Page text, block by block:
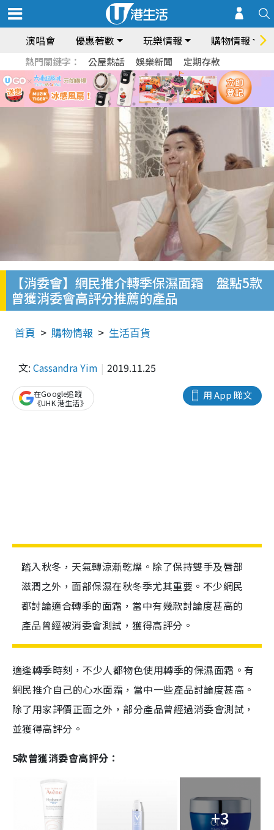
演唱會 優惠著數 玩樂情報 購物情報
熱門關鍵字： 公屋熱話 娛樂新聞 定期存款
【消委會】網民推介轉季保濕面霜 盤點5款
曾獲消委會高評分推薦的產品
首頁 購物情報 生活百貨
文: Cassandra Yim 2019.11.25
用 App 睇文
在Google追蹤
《UHK 港生活》
踏入秋冬，天氣轉涼漸乾燥。除了保持雙手及唇部
滋潤之外，面部保濕在秋冬季尤其重要。不少網民
都討論適合轉季的面霜，當中有幾款討論度甚高的
產品曾經被消委會測試，獲得高評分。
適逢轉季時刻，不少人都物色使用轉季的保濕面霜。有
網民推介自己的心水面霜，當中一些產品討論度甚高。
除了用家評價正面之外，部分產品曾經過消委會測試，
並獲得高評分。
5款曾獲消委會高評分：
+3